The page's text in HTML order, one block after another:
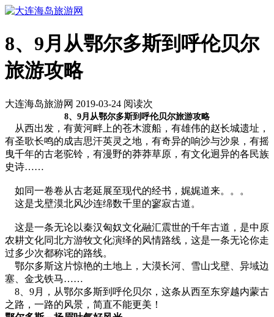
8、9月从鄂尔多斯到呼伦贝尔
旅游攻略
大连海岛旅游网 2019-03-24 阅读次
8、9月从鄂尔多斯到呼伦贝尔旅游攻略
从西出发，有黄河畔上的苍木渡船，有雄伟的赵长城遗址，
有圣歌长鸣的成吉思汗英灵之地，有奇异的响沙与沙泉，有摇
曳千年的古老驼铃，有漫野的莽莽草原，有文化迥异的各民族
史诗……
如同一卷卷从古老延展至现代的经书，娓娓道来。。。
这是戈壁漠北风沙连绵数千里的寥寂古道。
这是一条无论以秦汉匈奴文化融汇震世的千年古道，是中原
农耕文化同北方游牧文化演绎的风情路线，这是一条无论你走
过多少次都称诧的路线。
鄂尔多斯这片惊艳的土地上，大漠长河、雪山戈壁、异域边
塞、金戈铁马……
8、9月，从鄂尔多斯到呼伦贝尔，这条从西至东穿越内蒙古
之路，一路的风景，简直不能更美！